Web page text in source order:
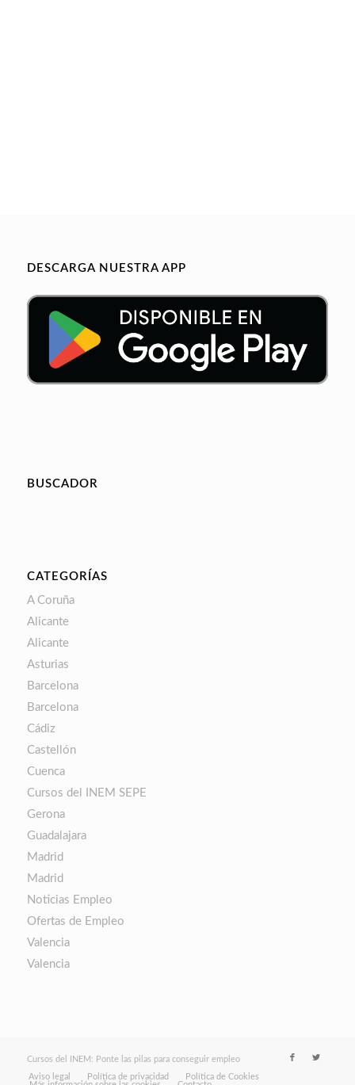
DESCARGA NUESTRA APP
BUSCADOR
CATEGORÍAS
A Coruña
Alicante
Alicante
Asturias
Barcelona
Barcelona
Cádiz
Castellón
Cuenca
Cursos del INEM SEPE
Gerona
Guadalajara
Madrid
Madrid
Noticias Empleo
Ofertas de Empleo
Valencia
Valencia
Cursos del INEM: Ponte las pilas para conseguir empleo
Aviso legal
Política de privacidad
Política de Cookies